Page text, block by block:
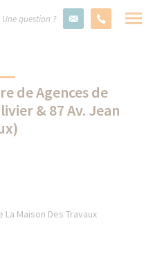
Une question ?
de Agences de
& 87 Av. Jean
Maison Des Travaux